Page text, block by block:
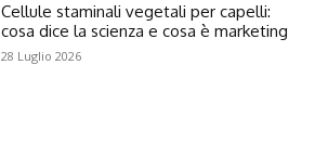
Cellule staminali vegetali per capelli:
cosa dice la scienza e cosa è marketing
28 Luglio 2026